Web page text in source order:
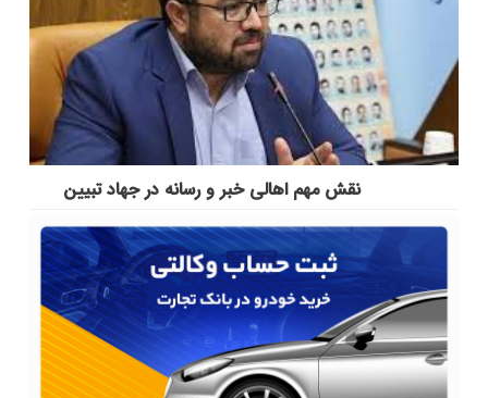
نقش مهم اهالی خبر و رسانه در جهاد تبیین